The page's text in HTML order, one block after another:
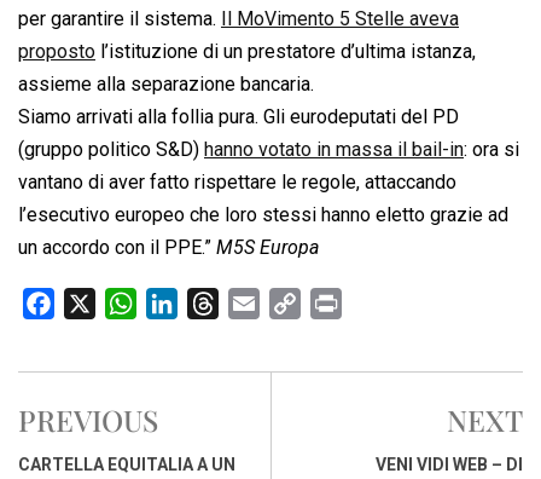
per garantire il sistema.
Il MoVimento 5 Stelle aveva
proposto l’istituzione di un prestatore d’ultima istanza,
assieme alla separazione bancaria.
Siamo arrivati alla follia pura. Gli eurodeputati del PD
(gruppo politico S&D) hanno votato in massa il bail-in: ora si
vantano di aver fatto rispettare le regole, attaccando
l’esecutivo europeo che loro stessi hanno eletto grazie ad
un accordo con il PPE.” M5S Europa
c
b
o
W
a
s
A
n
d
r
d
a
p
i
PREVIOUS
CARTELLA EQUITALIA A UN
NEXT
VENI VIDI WEB – DI